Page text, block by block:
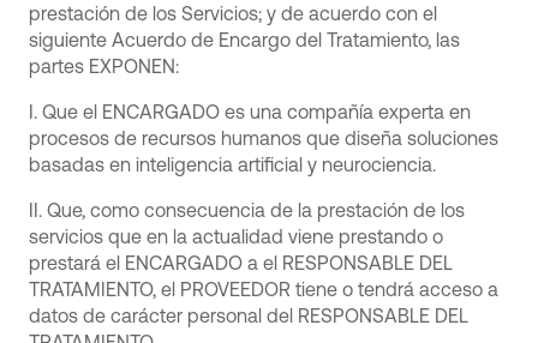
prestación de los Servicios; y de acuerdo con el
siguiente Acuerdo de Encargo del Tratamiento, las
partes EXPONEN:
I. Que el ENCARGADO es una compañía experta en
procesos de recursos humanos que diseña soluciones
basadas en inteligencia artificial y neurociencia.
II. Que, como consecuencia de la prestación de los
servicios que en la actualidad viene prestando o
prestará el ENCARGADO a el RESPONSABLE DEL
TRATAMIENTO, el PROVEEDOR tiene o tendrá acceso a
datos de carácter personal del RESPONSABLE DEL